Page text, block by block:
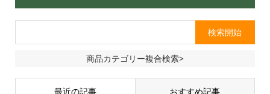
商品カテゴリー複合検索>
最近の記事 おすすめ記事